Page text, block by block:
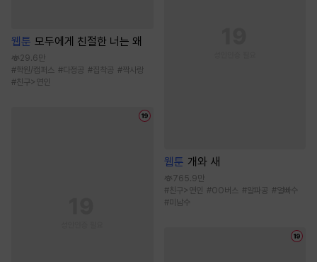
웹툰 모두에게 친절한 너는 왜
29.6만
#학원/캠퍼스 #다정공 #집착공 #짝사랑
#친구>연인
웹툰 개와 새
765.9만
#친구>연인 #OO버스 #알파공 #얼빠수
#미남수